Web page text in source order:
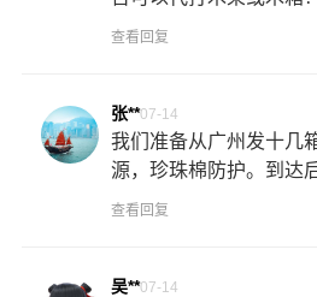
查看回复
张**07-14
我们准备从广州发十几
源，珍珠棉防护。到达
查看回复
吴**07-14